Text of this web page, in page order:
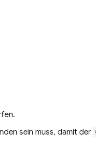
sein muss, damit der